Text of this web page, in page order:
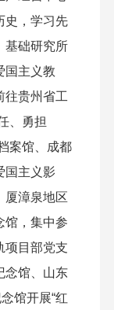
史，学习先
基础研究所
国主义教
往贵州省工
、勇担
案馆、成都
国主义影
厦漳泉地区
馆，集中参
项目部党支
念馆、山东
馆开展“红